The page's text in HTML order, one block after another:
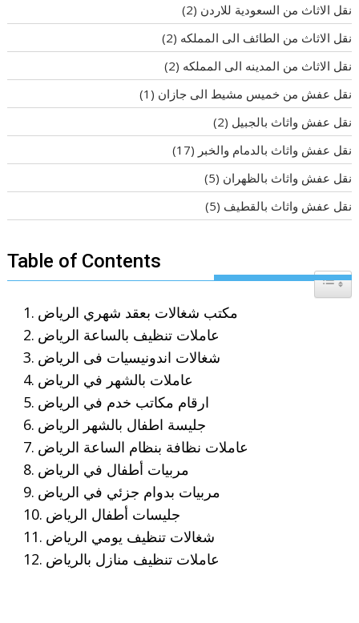
نقل الاثاث من السعودية للاردن (2)
نقل الاثاث من الطائف الى المملكه (2)
نقل الاثاث من المدينه الى المملكه (2)
نقل عفش من خميس مشيط الى جازان (1)
نقل عفش واثاث بالجبيل (2)
نقل عفش واثاث بالدمام والخبر (17)
نقل عفش واثاث بالظهران (5)
نقل عفش واثاث بالقطيف (5)
Table of Contents
Toggle
مكتب شغالات بعقد شهري الرياض
عاملات تنظيف بالساعة الرياض
شغالات اندونيسيات فى الرياض
عاملات بالشهر في الرياض
ارقام مكاتب خدم في الرياض
جليسة اطفال بالشهر الرياض
عاملات نظافة بنظام الساعة الرياض
مربيات أطفال في الرياض
مربيات بدوام جزئي في الرياض
جليسات أطفال الرياض
شغالات تنظيف يومي الرياض
عاملات تنظيف منازل بالرياض